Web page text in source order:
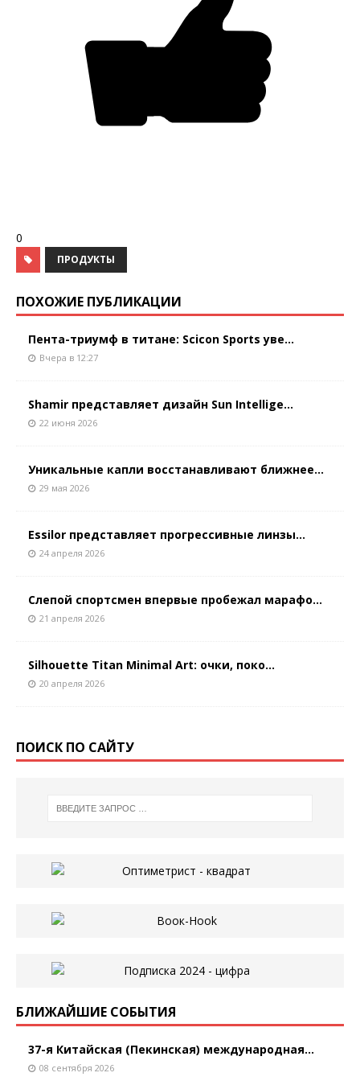
0
ПРОДУКТЫ
ПОХОЖИЕ ПУБЛИКАЦИИ
Пента-триумф в титане: Scicon Sports уве...
Вчера в 12:27
Shamir представляет дизайн Sun Intellige...
22 июня 2026
Уникальные капли восстанавливают ближнее...
29 мая 2026
Essilor представляет прогрессивные линзы...
24 апреля 2026
Слепой спортсмен впервые пробежал марафо...
21 апреля 2026
Silhouette Titan Minimal Art: очки, поко...
20 апреля 2026
ПОИСК ПО САЙТУ
БЛИЖАЙШИЕ СОБЫТИЯ
37-я Китайская (Пекинская) международная...
08 сентября 2026